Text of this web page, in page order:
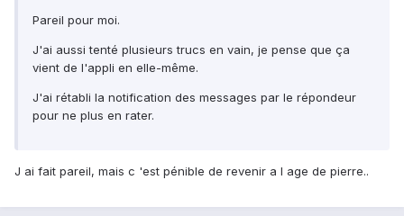
Pareil pour moi.
J'ai aussi tenté plusieurs trucs en vain, je pense que ça
vient de l'appli en elle-même.
J'ai rétabli la notification des messages par le répondeur
pour ne plus en rater.
J ai fait pareil, mais c 'est pénible de revenir a l age de pierre..